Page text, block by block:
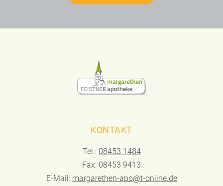
KONTAKT
Tel.: 08453 1484
Fax: 08453 9413
E-Mail: margarethen-apo@t-online.de